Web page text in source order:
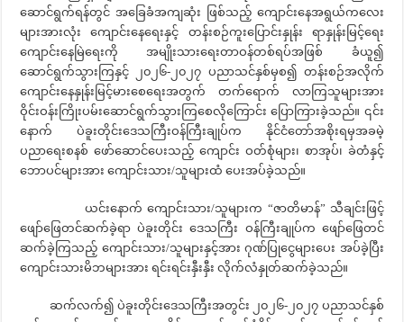
ဆောင်ရွက်ရန်တွင် အခြေခံအကျဆုံး ဖြစ်သည့် ကျောင်းနေအရွယ်ကလေး
များအားလုံး ကျောင်းနေရေးနှင့် တန်းစဉ်ကူးပြောင်းနှုန်း ရာနှုန်းမြင့်ရေး
ကျောင်းနေမြဲရေးကို အမျိုးသားရေးတာဝန်တစ်ရပ်အဖြစ် ခံယူ၍
ဆောင်ရွက်သွားကြနှင့် ၂၀၂၆-၂၀၂၇ ပညာသင်နှစ်မှစ၍ တန်းစဉ်အလိုက်
ကျောင်းနေနှုန်းမြင့်မားစေရေးအတွက် တက်ရောက် လာကြသူများအား
ဝိုင်းဝန်းကြိုးပမ်းဆောင်ရွက်သွားကြစေလိုကြောင်း ပြောကြားခဲ့သည်။ ၎င်း
နောက် ပဲခူးတိုင်းဒေသကြီးဝန်ကြီးချုပ်က နိုင်ငံတော်အစိုးရမှအခမဲ့
ပညာရေးစနစ် ဖော်ဆောင်ပေးသည့် ကျောင်း ဝတ်စုံများ၊ စာအုပ်၊ ခဲတံနှင့်
ဘောပင်များအား ကျောင်းသား/သူများထံ ပေးအပ်ခဲ့သည်။
ယင်းနောက် ကျောင်းသား/သူများက “ဇာတိမာန်” သီချင်းဖြင့်
ဖျော်ဖြေတင်ဆက်ခဲ့ရာ ပဲခူးတိုင်း ဒေသကြီး ဝန်ကြီးချုပ်က ဖျော်ဖြေတင်
ဆက်ခဲ့ကြသည့် ကျောင်းသား/သူများနှင့်အား ဂုဏ်ပြုငွေများပေး အပ်ခဲ့ပြီး
ကျောင်းသားမိဘများအား ရင်းရင်းနှီးနှီး လိုက်လံနှုတ်ဆက်ခဲ့သည်။
ဆက်လက်၍ ပဲခူးတိုင်းဒေသကြီးအတွင်း ၂၀၂၆-၂၀၂၇ ပညာသင်နှစ်